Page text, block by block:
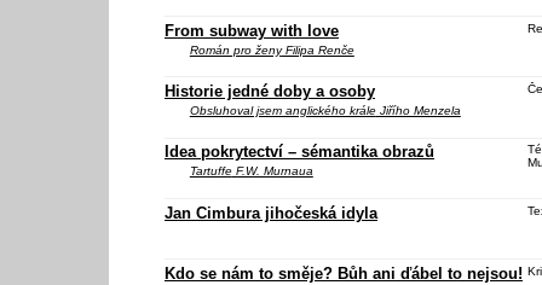
From subway with love
Román pro ženyFilipa Renče
Historie jedné doby a osoby
Obsluhoval jsem anglického králeJiřího Menzela
Idea pokrytectví – sémantika obrazů
TartuffeF.W. Murnaua
Jan Cimbura jihočeská idyla
Kdo se nám to směje? Bůh ani ďábel to nejsou!